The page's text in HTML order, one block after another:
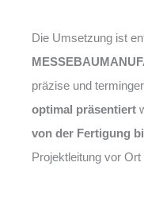
Die Umsetzung ist
präzise und
optimal präsentiert
von der Fertigung
Projektleitung vor